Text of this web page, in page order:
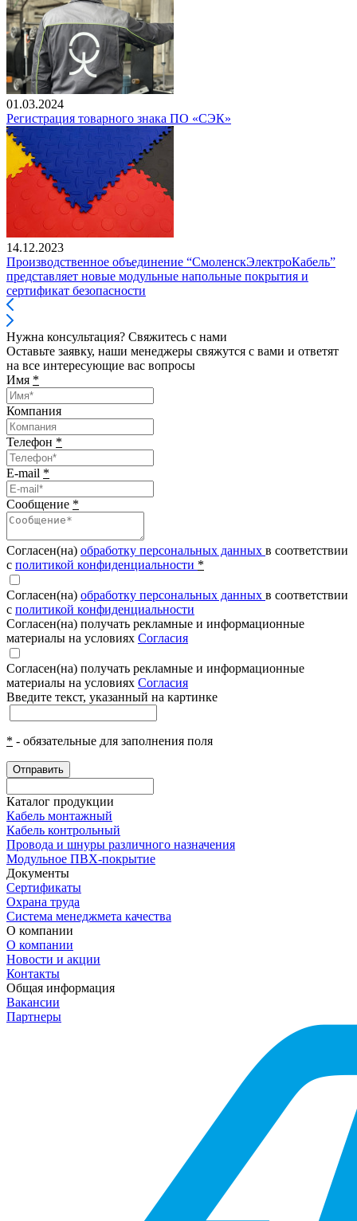
01.03.2024
Регистрация товарного знака ПО «СЭК»
14.12.2023
Производственное объединение “СмоленскЭлектроКабель”
представляет новые модульные напольные покрытия и
сертификат безопасности
Нужна консультация? Свяжитесь с нами
Оставьте заявку, наши менеджеры свяжутся с вами и ответят
на все интересующие вас вопросы
Имя *
Компания
Телефон *
E-mail *
Сообщение *
Согласен(на) обработку персональных данных в соответствии
с политикой конфиденциальности *
Согласен(на) обработку персональных данных в соответствии
с политикой конфиденциальности
Согласен(на) получать рекламные и информационные
материалы на условиях Согласия
Согласен(на) получать рекламные и информационные
материалы на условиях Согласия
Введите текcт, указанный на картинке
* - обязательные для заполнения поля
Отправить
Каталог продукции
Кабель монтажный
Кабель контрольный
Провода и шнуры различного назначения
Модульное ПВХ-покрытие
Документы
Сертификаты
Охрана труда
Система менеджмета качества
О компании
О компании
Новости и акции
Контакты
Общая информация
Вакансии
Партнеры